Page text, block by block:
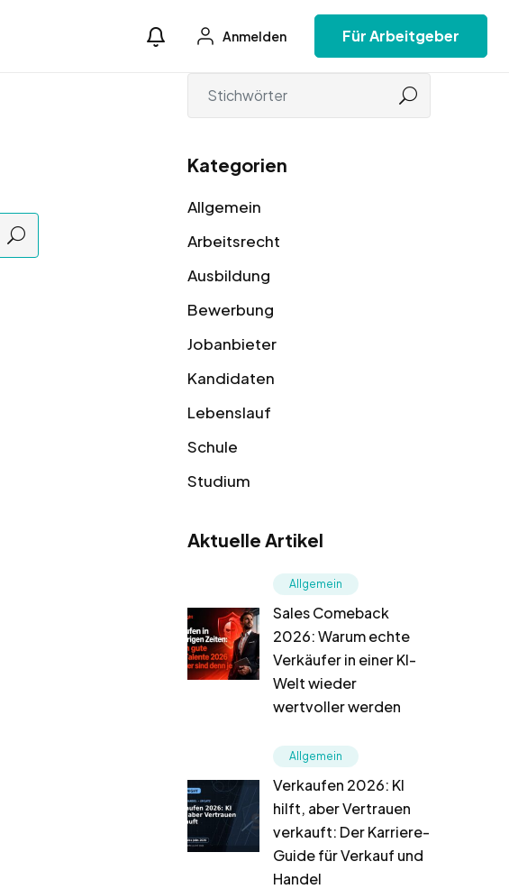
Anmelden Für Arbeitgeber
Kategorien
Allgemein
Arbeitsrecht
Ausbildung
Bewerbung
Jobanbieter
Kandidaten
Lebenslauf
Schule
Studium
Aktuelle Artikel
Allgemein
Sales Comeback
2026: Warum echte
Verkäufer in einer KI-
Welt wieder
wertvoller werden
Allgemein
Verkaufen 2026: KI
hilft, aber Vertrauen
verkauft: Der Karriere-
Guide für Verkauf und
Handel